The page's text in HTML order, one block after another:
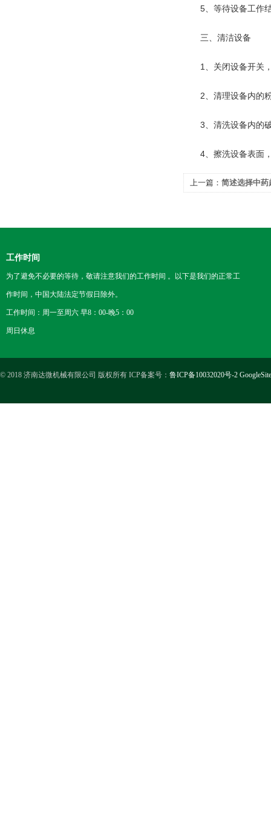
5、等待设备工作结
三、清洁设备
1、关闭设备开关，
2、清理设备内的粉
3、清洗设备内的破
4、擦洗设备表面，
上一篇： 简述选择中药
工作时间
为了避免不必要的等待，敬请注意我们的工作时间 。以下是我们的正常工
作时间，中国大陆法定节假日除外。
工作时间：周一至周六 早8：00-晚5：00
周日休息
© 2018 济南达微机械有限公司 版权所有 ICP备案号： 鲁ICP备10032020号-2